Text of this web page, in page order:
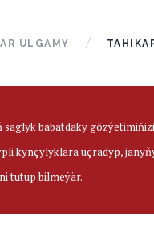
ULGAMY
saglyk babatdaky
kynçylyklara uçradyp,
tutup bilmeýär.